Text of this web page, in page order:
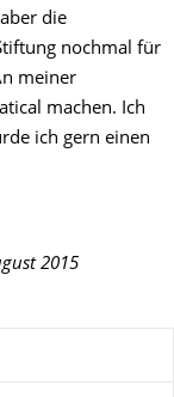
die
nochmal für
meiner
machen. Ich
ich gern einen
2015